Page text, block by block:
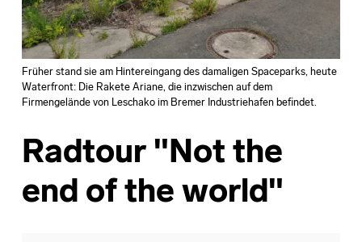
Früher stand sie am Hintereingang des damaligen Spaceparks, heute
Waterfront: Die Rakete Ariane, die inzwischen auf dem
Firmengelände von Leschako im Bremer Industriehafen befindet.
Radtour "Not the
end of the world"